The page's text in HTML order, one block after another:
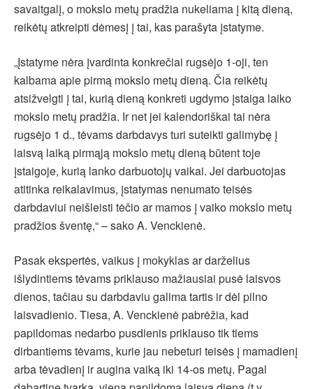
savaitgalį, o mokslo metų pradžia nukeliama į kitą dieną,
reikėtų atkreipti dėmesį į tai, kas parašyta įstatyme.
„Įstatyme nėra įvardinta konkrečiai rugsėjo 1-oji, ten
kalbama apie pirmą mokslo metų dieną. Čia reikėtų
atsižvelgti į tai, kurią dieną konkreti ugdymo įstaiga laiko
mokslo metų pradžia. Ir net jei kalendoriškai tai nėra
rugsėjo 1 d., tėvams darbdavys turi suteikti galimybę į
laisvą laiką pirmąją mokslo metų dieną būtent toje
įstaigoje, kurią lanko darbuotojų vaikai. Jei darbuotojas
atitinka reikalavimus, įstatymas nenumato teisės
darbdaviui neišleisti tėčio ar mamos į vaiko mokslo metų
pradžios šventę,“ – sako A. Venckienė.
Pasak ekspertės, vaikus į mokyklas ar darželius
išlydintiems tėvams priklauso mažiausiai pusė laisvos
dienos, tačiau su darbdaviu galima tartis ir dėl pilno
laisvadienio. Tiesa, A. Venckienė pabrėžia, kad
papildomas nedarbo pusdienis priklauso tik tiems
dirbantiems tėvams, kurie jau nebeturi teisės į mamadienį
arba tėvadienį ir augina vaiką iki 14-os metų. Pagal